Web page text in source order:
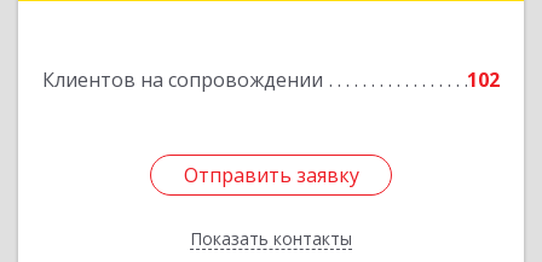
Клиентов на сопровождении 102
Отправить заявку
Показать контакты
Подробнее
Отправить заявку
Назад